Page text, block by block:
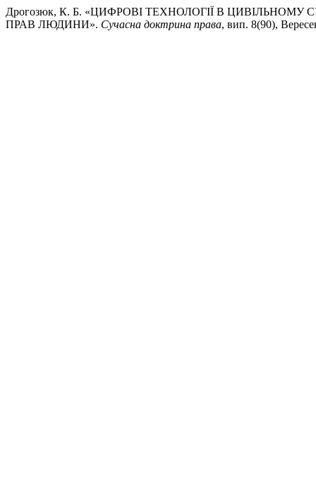
Дрогозюк, К. Б. «ЦИФРОВІ ТЕХНОЛОГІЇ В
ПРАВ ЛЮДИНИ». Сучасна доктрина права, вип. 8(90),